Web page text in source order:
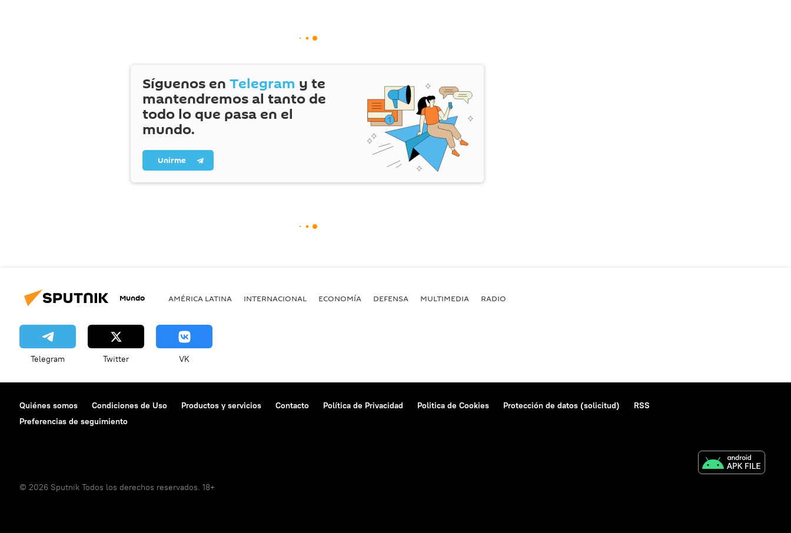
Síguenos en Telegram y te
mantendremos al tanto de
todo lo que pasa en el
mundo.
Unirme
Mundo AMÉRICA LATINA INTERNACIONAL ECONOMÍA DEFENSA MULTIMEDIA RADIO
Telegram Twitter VK
Quiénes somos Condiciones de Uso Productos y servicios Contacto Política de Privacidad Politica de Cookies Protección de datos (solicitud)
RSS
Preferencias de seguimiento
© 2026 Sputnik Todos los derechos reservados. 18+